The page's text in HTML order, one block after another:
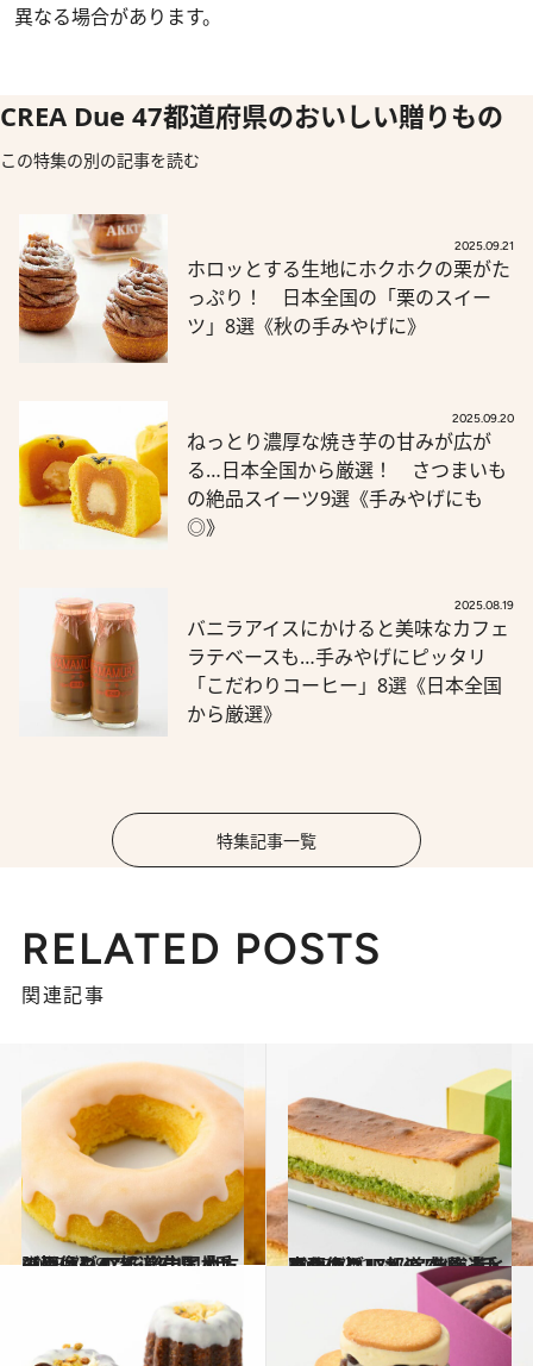
異なる場合があります。
CREA Due 47都道府県のおいしい贈りもの
この特集の別の記事を読む
2025.09.21
ホロッとする生地にホクホクの栗がた
っぷり！ 日本全国の「栗のスイー
ツ」8選《秋の手みやげに》
2025.09.20
ねっとり濃厚な焼き芋の甘みが広が
る…日本全国から厳選！ さつまいも
の絶品スイーツ9選《手みやげにも
◎》
2025.08.19
バニラアイスにかけると美味なカフェ
ラテベースも…手みやげにピッタリ
「こだわりコーヒー」8選《日本全国
から厳選》
特集記事一覧
RELATED POSTS
関連記事
2025.7.29
【画像】47都道府県「手みやげグルメ」“中国地方の旨いもの”を総まとめ
贈りもの 2025.7.12
【画像】47都道府県「手みやげグルメ」“北海道・東北の旨いもの”を総まとめ
贈りもの